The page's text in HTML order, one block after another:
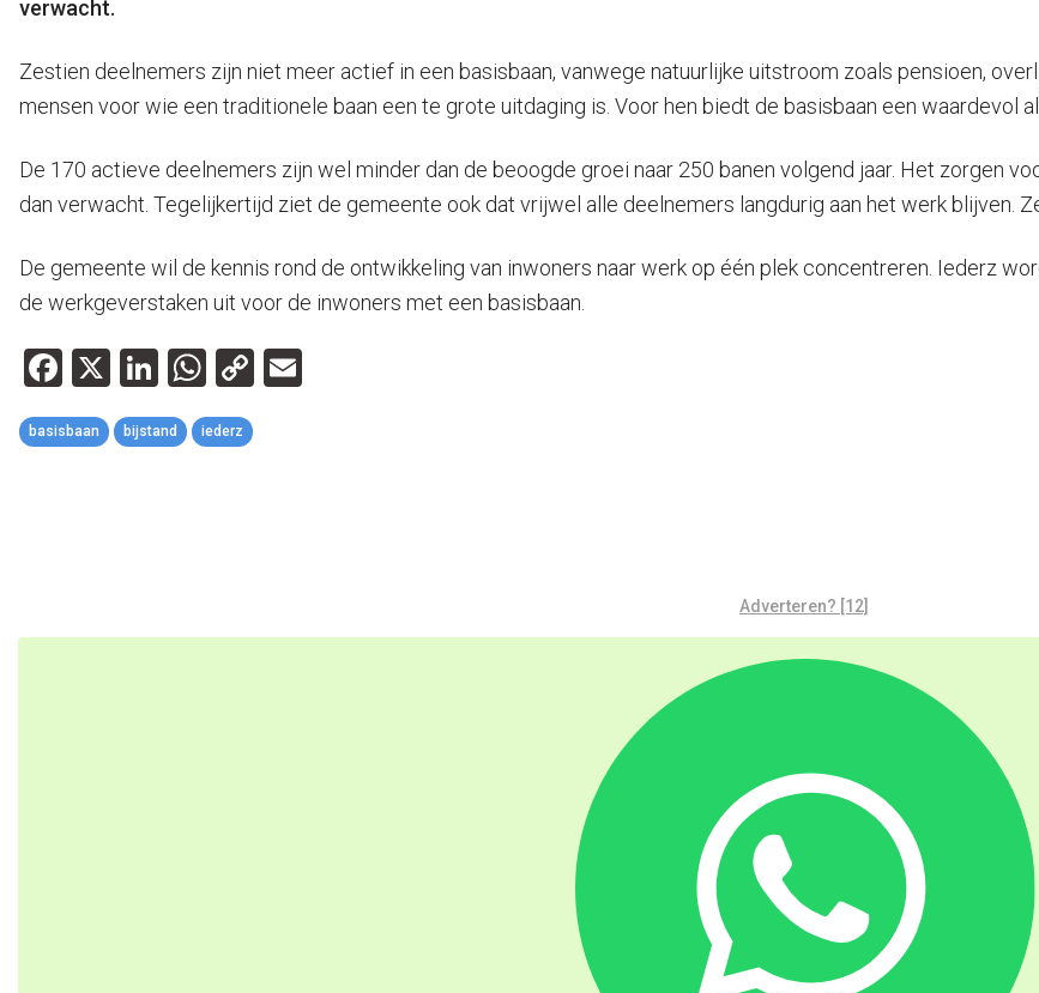
verwacht.
Zestien deelnemers zijn niet meer actief in een basisbaan, vanwege natuurlijke uitstroom zoals pensioen,
mensen voor wie een traditionele baan een te grote uitdaging is. Voor hen biedt de basisbaan een waardevol
De 170 actieve deelnemers zijn wel minder dan de beoogde groei naar 250 banen volgend jaar. Het zorgen
dan verwacht. Tegelijkertijd ziet de gemeente ook dat vrijwel alle deelnemers langdurig aan het werk blijven.
De gemeente wil de kennis rond de ontwikkeling van inwoners naar werk op één plek concentreren. Iederz
de werkgeverstaken uit voor de inwoners met een basisbaan.
Facebook
X LinkedIn
WhatsApp
Copy
basisbaan bijstand iederz
Adverteren? [12]